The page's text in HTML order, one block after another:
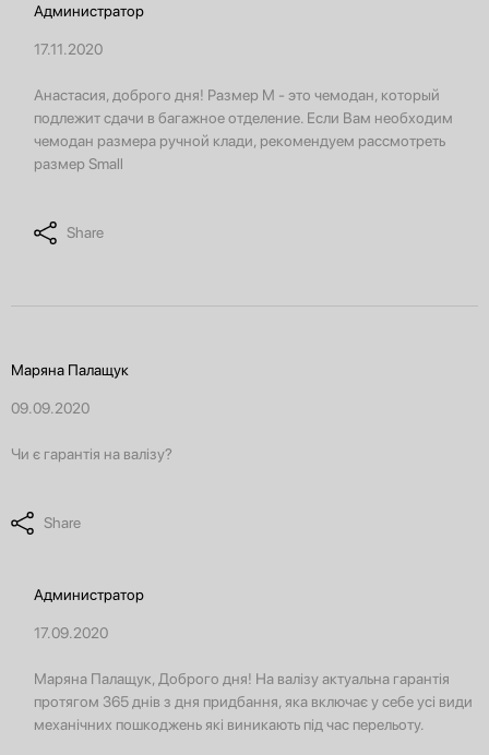
Администратор
17.11.2020
Анастасия, доброго дня! Размер М - это чемодан, который
подлежит сдачи в багажное отделение. Если Вам необходим
чемодан размера ручной клади, рекомендуем рассмотреть
размер Small
Share
Маряна Палащук
09.09.2020
Чи є гарантія на валізу?
Share
Администратор
17.09.2020
Маряна Палащук, Доброго дня! На валізу актуальна гарантія
протягом 365 днів з дня придбання, яка включає у себе усі види
механічних пошкоджень які виникають під час перельоту.